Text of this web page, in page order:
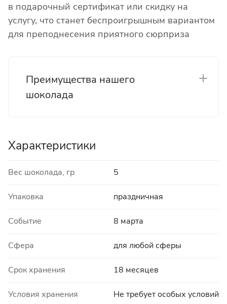
в подарочный сертификат или скидку на
услугу, что станет беспроигрышным вариантом
для преподнесения приятного сюрприза
Преимущества нашего
шоколада
Характеристики
Вес шоколада, гр 5
Упаковка праздничная
Событие 8 марта
Сфера для любой сферы
Срок хранения 18 месяцев
Условия хранения
Не требует особых условий